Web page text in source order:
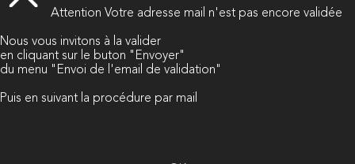
Attention Votre adresse mail n'est pas encore validée
Nous vous invitons à la valider
en cliquant sur le buton "Envoyer"
du menu "Envoi de l'email de validation"
Puis en suivant la procédure par mail